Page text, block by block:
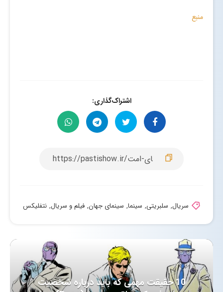
منبع
اشتراک‌گذاری:
سریال, سلبریتی, سینما, سینمای جهان, فیلم و سریال, نتفلیکس
10 حقیقت مهمی که باید درباره شخصیت